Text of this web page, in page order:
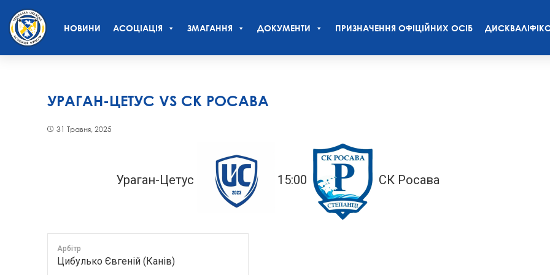
НОВИНИ АСОЦІАЦІЯ ЗМАГАННЯ ДОКУМЕНТИ ПРИЗНАЧЕННЯ ОФІЦІЙНИХ ОСІБ
УРАГАН-ЦЕТУС VS СК РОСАВА
31 Травня, 2025
Ураган-Цетус 15:00 СК Росава
Арбітр
Цибулько Євгеній (Канів)